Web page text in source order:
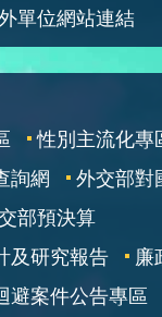
單位網站連結
性別主流化專
詢網
外交部對
部預決算
及研究報告
廉
避案件公告專區